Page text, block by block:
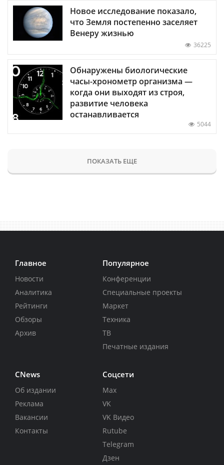
Новое исследование показало,
что Земля постепенно заселяет
Венеру жизнью
36225
Обнаружены биологические
часы-хронометр организма —
когда они выходят из строя,
развитие человека
останавливается
5044
ПОКАЗАТЬ ЕЩЕ
Главное
Новости
Аналитика
Рейтинги
Обзоры
Архив
Популярное
Конференции
Специальные проекты
Маркет
Техника
ТВ
Печатные издания
CNews
Об издании
Реклама
Вакансии
Контакты
Соцсети
Max
VK
VK Видео
Rutube
Telegram
Дзен